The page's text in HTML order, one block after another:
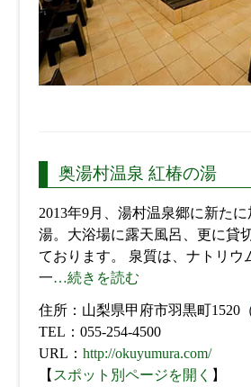
奥湯村温泉 紅椿の湯
2013年9月、湯村温泉郷に新た
湯。大浴場に露天風呂、更に貸
ております。 泉質は、ナトリウ
一…続きを読む
住所：山梨県甲府市羽黒町1520
TEL：055-254-4500
URL： http://okuyumura.com/
【 スポット別ページを開く 】